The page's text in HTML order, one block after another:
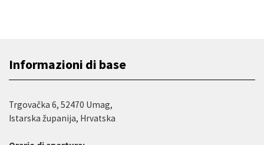
Informazioni di base
Trgovačka 6, 52470 Umag,
Istarska županija, Hrvatska